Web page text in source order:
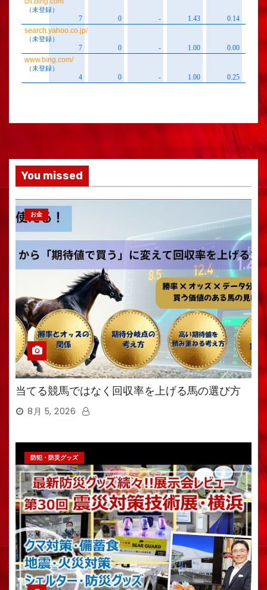
You missed
お金
当てる競馬ではなく回収率を上げる馬の選び方
8月 5, 2026
防犯・防災グッズ